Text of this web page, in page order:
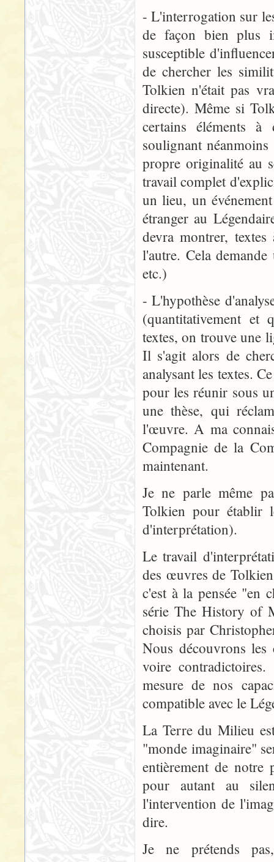
- L'interrogation sur
de façon bien plus
susceptible
de chercher les
Tolkien n'était pas
directe). Même si
certains éléments
soulignant
propre originalité au
travail complet
un lieu, un
étranger au
devra montrer,
l'autre. Cela
etc.)
- L'hypothèse
(quantitativement et
textes, on trouve une
Il s'agit alors de
analysant les textes.
pour les réunir sous
une thèse, qui
l'œuvre. A ma
Compagnie de la
maintenant.
Je ne parle même
Tolkien pour établir
d'interprétation).
Le travail
des œuvres de
c'est à la pensée "en
série The History of
choisis par
Nous découvrons les
voire
mesure de nos
compatible avec le
La Terre du Milieu
"monde imaginaire"
entièrement de notre
pour autant au
l'intervention de
dire.
Je ne prétends